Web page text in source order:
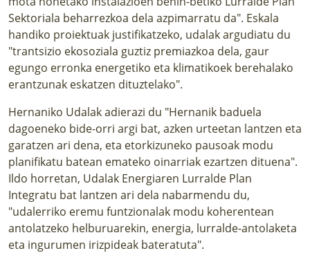
Sektoriala beharrezkoa dela azpimarratu da". Eskala
handiko proiektuak justifikatzeko, udalak argudiatu du
"trantsizio ekosoziala guztiz premiazkoa dela, gaur
egungo erronka energetiko eta klimatikoek berehalako
erantzunak eskatzen dituztelako".
Hernaniko Udalak adierazi du "Hernanik baduela
dagoeneko bide-orri argi bat, azken urteetan lantzen eta
garatzen ari dena, eta etorkizuneko pausoak modu
planifikatu batean emateko oinarriak ezartzen dituena".
Ildo horretan, Udalak Energiaren Lurralde Plan
Integratu bat lantzen ari dela nabarmendu du,
"udalerriko eremu funtzionalak modu koherentean
antolatzeko helburuarekin, energia, lurralde-antolaketa
eta ingurumen irizpideak bateratuta".